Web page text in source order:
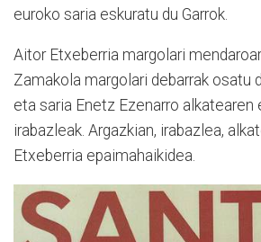
euroko saria eskuratu du Garrok.
Aitor Etxeberria margolari
Zamakola margolari debarrak osatu
eta saria Enetz Ezenarro alkatearen
irabazleak. Argazkian, irabazlea,
Etxeberria epaimahaikidea.